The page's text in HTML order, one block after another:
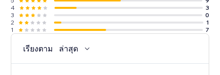
4
3
3
0
2
1
1
7
เรียงตาม ล่าสุด